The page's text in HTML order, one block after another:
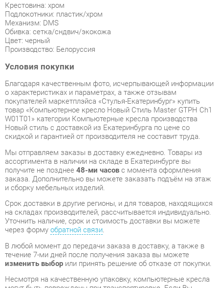
Цвет: черный
Производство: Белоруссия
Условия покупки
Благодаря качественным фото, исчерпывающей информации
о характеристиках и параметрах, а также отзывам
покупателей маркетплэйса «Стулья-Екатеринбург» купить
товар «Компьютерное кресло Новый Стиль Master GTPH Ch1
W01T01» категории Компьютерные кресла производства
Новый стиль с доставкой из Екатеринбурга по цене со
скидкой и гарантией от производителя не составит труда.
Мы отправляем заказы в доставку ежедневно. Товары из
ассортимента в наличии на складе в Екатеринбурге вы
получите не позднее48-ми часовс момента оформления
заказа. Дополнительно вы можете заказать подъём на этаж
Срок доставки в другие регионы, и для товаров, находящихся
на складах производителей, рассчитывается индивидуально.
Уточнить наличие, срок и стоимость доставки вы можете
через формуобратной связи.
В любой момент до передачи заказа в доставку, а также в
течение 7-ми дней после получения заказа вы можете
изменить выборили принять решение об отказе от покупки.
Несмотря на качественную упаковку, компьютерные кресла
могут быть повреждены при транспортировке. Если Вы
заметили дефект при приёме - мы заменим поврежденную
деталь.Повторная доставкатовара -бесплатна.
распространяетсягарантия 1 год, а на некоторые модели – 2